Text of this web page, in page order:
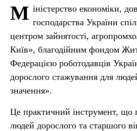
М іністерство економіки,
господарства України
центром зайнятості,
Київ», благодійним фондом
Федерацією роботодавців
дорослого стажування для
значення».
Це практичний інструмент, що
людей дорослого та старшого